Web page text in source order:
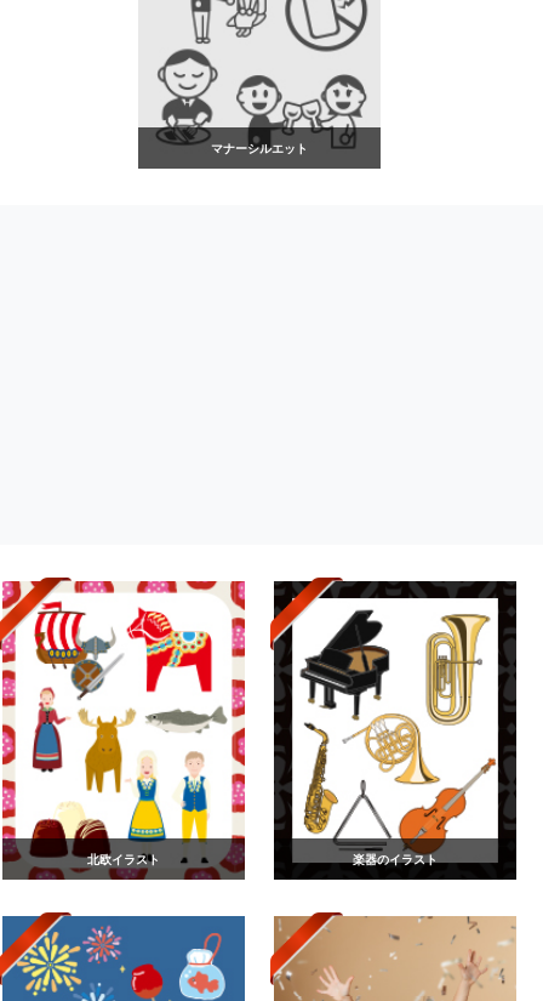
マナーシルエット
北欧イラスト 楽器のイラスト